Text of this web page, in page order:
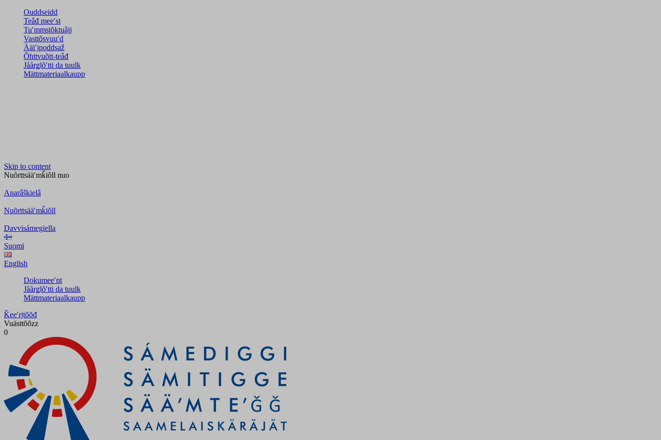
Ouddseidd
Teâđ meeʹst
Tuʹmmstõktuâjj
Vasttõsvuuʹd
Ääiʹjpoddsaž
Õhttvuõtt-teâđ
Jåårǥlõʹtti da tuulk
Mättmateriaalkaupp
Skip to content
Nuõrttsääʹmǩiõll nuo
Anarâškielâ
Nuõrttsääʹmǩiõll
Davvisámegiella
Suomi
English
Dokumeeʹnt
Jåårǥlõʹtti da tuulk
Mättmateriaalkaupp
Ǩeeʹrjtõõđ
Vuästtõõzz
0